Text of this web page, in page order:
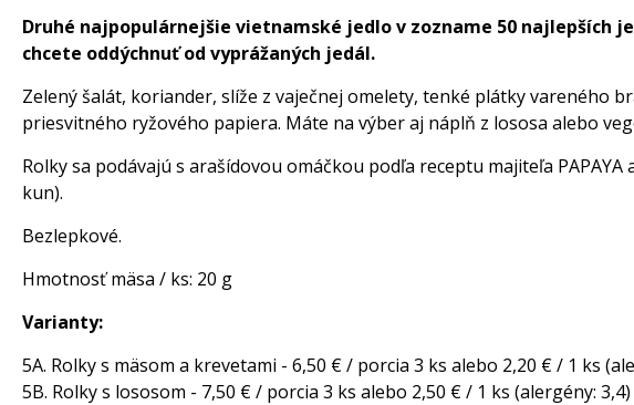
Druhé najpopulárnejšie vietnamské jedlo v zozname 50 najlepších
chcete oddýchnuť od vyprážaných jedál.
Zelený šalát, koriander, slíže z vaječnej omelety, tenké plátky vareného
priesvitného ryžového papiera. Máte na výber aj náplň z lososa alebo
Rolky sa podávajú s arašídovou omáčkou podľa receptu majiteľa
kun).
Bezlepkové.
Hmotnosť mäsa / ks: 20 g
Varianty:
5A. Rolky s mäsom a krevetami - 6,50 € / porcia 3 ks alebo 2,20 € / 1 ks
5B. Rolky s lososom - 7,50 € / porcia 3 ks alebo 2,50 € / 1 ks (alergény: 3,4)